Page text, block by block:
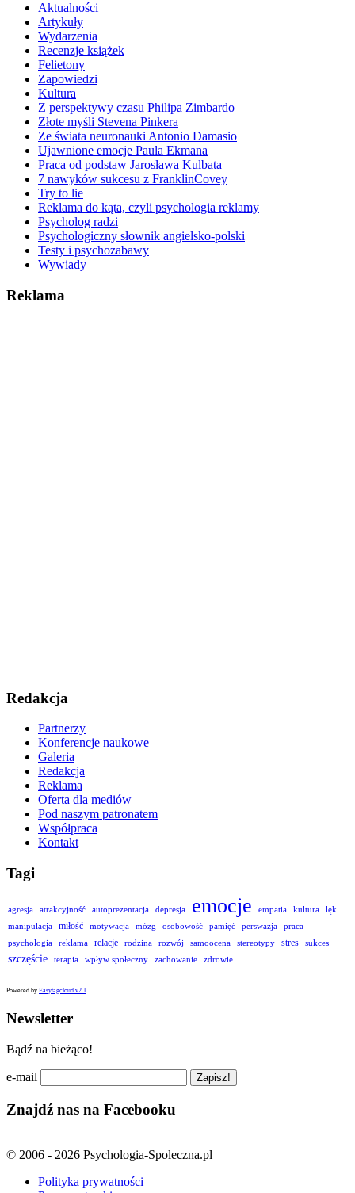
Aktualności
Artykuły
Wydarzenia
Recenzje książek
Felietony
Zapowiedzi
Kultura
Z perspektywy czasu Philipa Zimbardo
Złote myśli Stevena Pinkera
Ze świata neuronauki Antonio Damasio
Ujawnione emocje Paula Ekmana
Praca od podstaw Jarosława Kulbata
7 nawyków sukcesu z FranklinCovey
Try to lie
Reklama do kąta, czyli psychologia reklamy
Psycholog radzi
Psychologiczny słownik angielsko-polski
Testy i psychozabawy
Wywiady
Reklama
Redakcja
Partnerzy
Konferencje naukowe
Galeria
Redakcja
Reklama
Oferta dla mediów
Pod naszym patronatem
Współpraca
Kontakt
Tagi
agresja atrakcyjność autoprezentacja depresja emocje empatia kultura
lęk
manipulacja
miłość motywacja mózg osobowość pamięć perswazja
praca
psychologia
reklama relacje rodzina rozwój samoocena stereotypy stres sukces
szczęście terapia wpływ społeczny zachowanie zdrowie
Powered by Easytagcloud v2.1
Newsletter
Bądź na bieżąco!
e-mail
Znajdź nas na Facebooku
© 2006 - 2026 Psychologia-Spoleczna.pl
Polityka prywatności